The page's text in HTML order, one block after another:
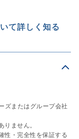
て詳しく知る
ズまたはグループ会社
りません。
性・完全性を保証する